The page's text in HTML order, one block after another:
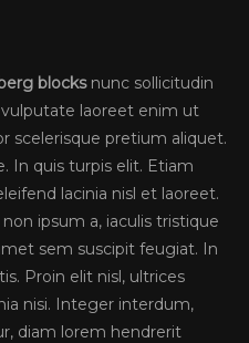
blocksnunc sollicitudin
vulputate laoreet enim ut
scelerisque pretium aliquet.
In quis turpis elit. Etiam
lacinia nisl et laoreet.
ipsum a, iaculis tristique
sem suscipit feugiat. In
Proin elit nisl, ultrices
nisi. Integer interdum,
diam lorem hendrerit